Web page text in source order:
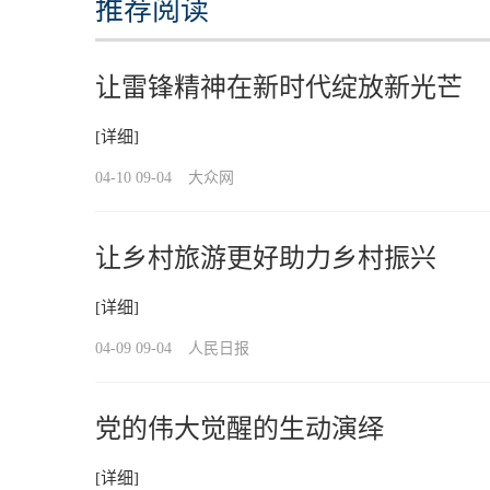
推荐阅读
让雷锋精神在新时代绽放新光芒
[详细]
04-10 09-04 大众网
让乡村旅游更好助力乡村振兴
[详细]
04-09 09-04 人民日报
党的伟大觉醒的生动演绎
[详细]